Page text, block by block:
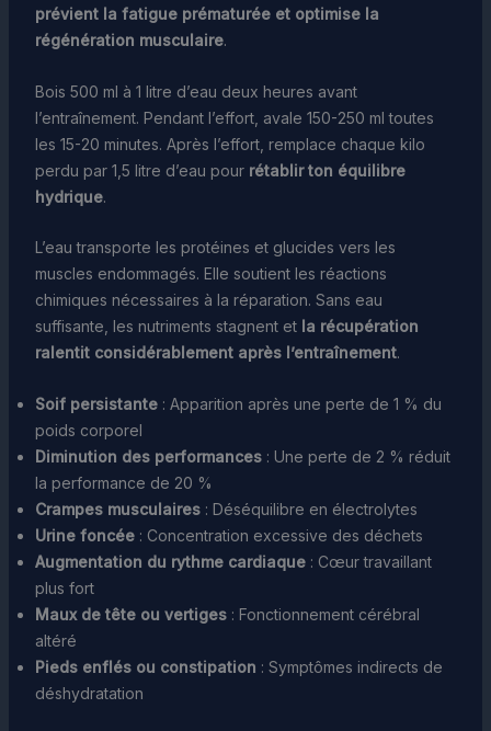
prévient la fatigue prématurée et optimise la
régénération musculaire.
Bois 500 ml à 1 litre d’eau deux heures avant
l’entraînement. Pendant l’effort, avale 150-250 ml toutes
les 15-20 minutes. Après l’effort, remplace chaque kilo
perdu par 1,5 litre d’eau pour rétablir ton équilibre
hydrique.
L’eau transporte les protéines et glucides vers les
muscles endommagés. Elle soutient les réactions
chimiques nécessaires à la réparation. Sans eau
suffisante, les nutriments stagnent et la récupération
ralentit considérablement après l’entraînement.
Soif persistante: Apparition après une perte de 1 % du
poids corporel
Diminution des performances: Une perte de 2 % réduit
la performance de 20 %
Crampes musculaires: Déséquilibre en électrolytes
Urine foncée: Concentration excessive des déchets
Augmentation du rythme cardiaque: Cœur travaillant
plus fort
Maux de tête ou vertiges: Fonctionnement cérébral
altéré
Pieds enflés ou constipation : Symptômes indirects de
déshydratation